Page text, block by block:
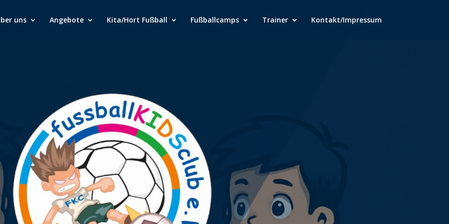
uns Angebote Kita/Hort Fußball Fußballcamps Trainer Kontakt/Impressum